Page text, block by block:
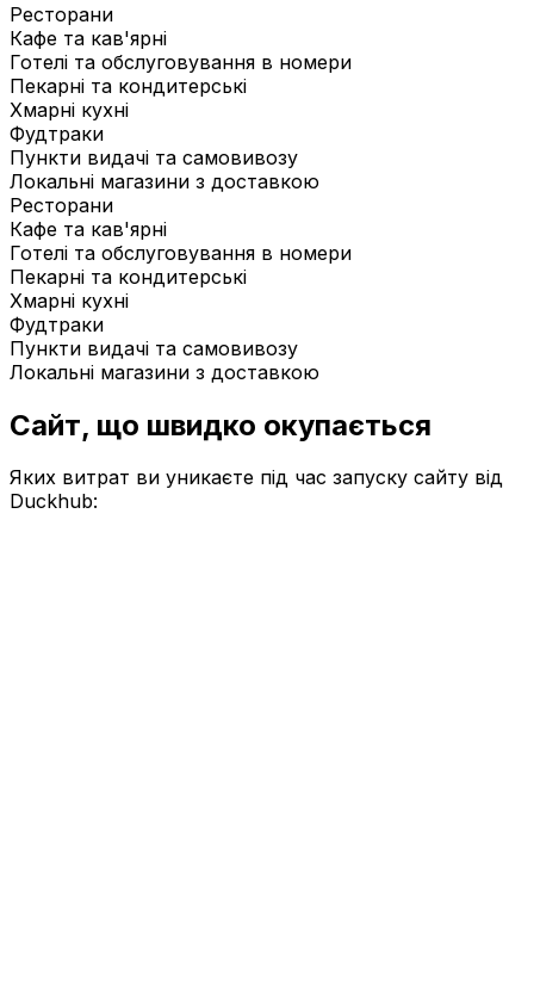
Ресторани
Кафе та кав'ярні
Готелі та обслуговування в номери
Пекарні та кондитерські
Хмарні кухні
Фудтраки
Пункти видачі та самовивозу
Локальні магазини з доставкою
Ресторани
Кафе та кав'ярні
Готелі та обслуговування в номери
Пекарні та кондитерські
Хмарні кухні
Фудтраки
Пункти видачі та самовивозу
Локальні магазини з доставкою
Сайт, що швидко окупається
Яких витрат ви уникаєте під час запуску сайту від
Duckhub: